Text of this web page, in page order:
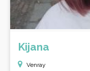
Kijana
Venray